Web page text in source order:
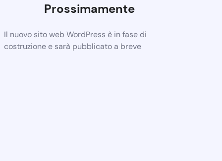
Prossimamente
Il nuovo sito web WordPress è in fase di
costruzione e sarà pubblicato a breve